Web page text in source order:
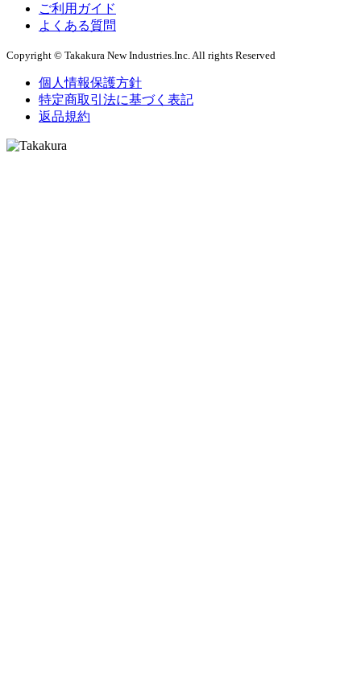
ご利用ガイド
よくある質問
Copyright © Takakura New Industries.Inc. All rights Reserved
個人情報保護方針
特定商取引法に基づく表記
返品規約